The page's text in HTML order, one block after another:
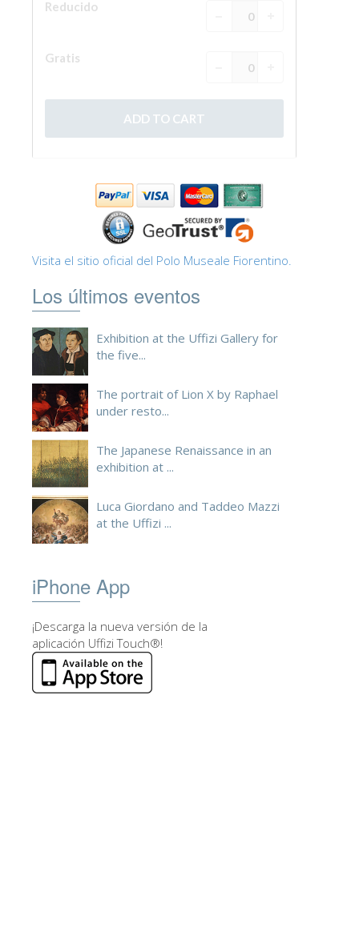
FRANÇAIS
ESPAÑOL
Visita el sitio oficial del Polo Museale Fiorentino.
Los últimos eventos
Exhibition at the Uffizi Gallery for
the five...
The portrait of Lion X by Raphael
under resto...
The Japanese Renaissance in an
exhibition at ...
Luca Giordano and Taddeo Mazzi
at the Uffizi ...
iPhone App
¡Descarga la nueva versión de la
aplicación Uffizi Touch®!